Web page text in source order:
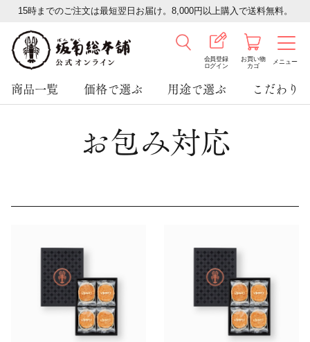
15時までのご注文は最短翌日お届け。8,000円以上購入で送料無料。
会員登録
ログイン
お買い物
カゴ
メニュー
商品一覧 価格で選ぶ 用途で選ぶ こだわり
お包み対応